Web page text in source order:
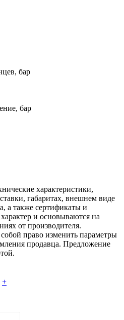
бар
бар
характеристики,
габаритах, внешнем виде
а также сертификаты и
и основываются на
от производителя.
право изменить параметры
продавца. Предложение
+